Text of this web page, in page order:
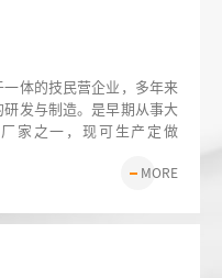
体的技民营企业，多年来
发与制造。是早期从事大
家之一，现可生产定做
MORE